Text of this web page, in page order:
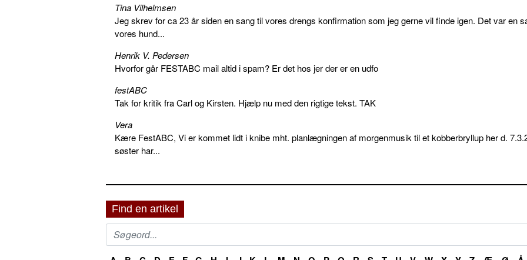
Tina Vilhelmsen
Jeg skrev for ca 23 år siden en sang til vores drengs konfirmation som jeg gerne vil finde igen. Det var en
vores hund...
Henrik V. Pedersen
Hvorfor går FESTABC mail altid i spam? Er det hos jer der er en udfo
festABC
Tak for kritik fra Carl og Kirsten. Hjælp nu med den rigtige tekst. TAK
Vera
Kære FestABC, Vi er kommet lidt i knibe mht. planlægningen af morgenmusik til et kobberbryllup her d.
søster har...
Find en artikel